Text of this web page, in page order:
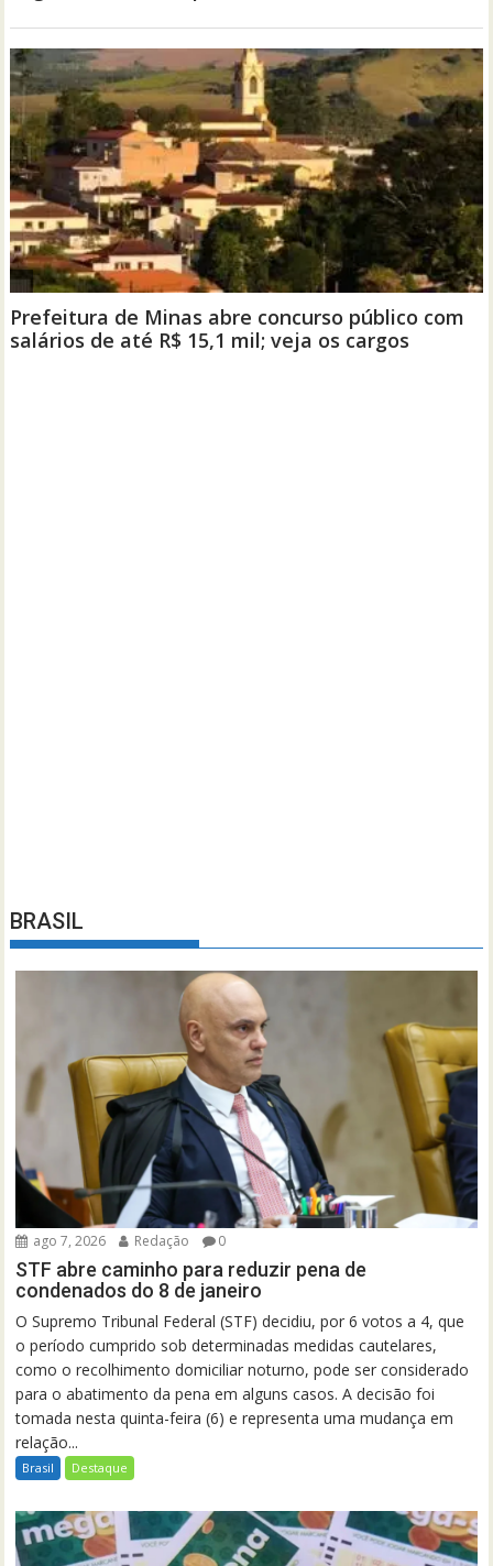
BRASIL
ago 7, 2026 Redação 0
STF abre caminho para reduzir pena de
condenados do 8 de janeiro
O Supremo Tribunal Federal (STF) decidiu, por 6 votos a 4, que
o período cumprido sob determinadas medidas cautelares,
como o recolhimento domiciliar noturno, pode ser considerado
para o abatimento da pena em alguns casos. A decisão foi
tomada nesta quinta-feira (6) e representa uma mudança em
relação...
Brasil Destaque